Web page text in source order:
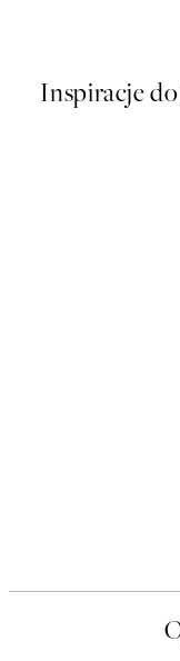
Inspiracje